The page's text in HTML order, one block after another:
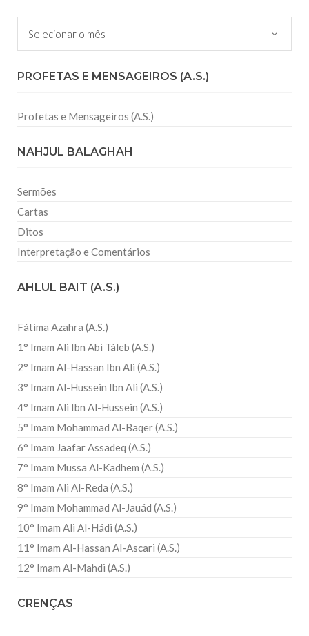
Arquivos
PROFETAS E MENSAGEIROS (A.S.)
Profetas e Mensageiros (A.S.)
NAHJUL BALAGHAH
Sermões
Cartas
Ditos
Interpretação e Comentários
AHLUL BAIT (A.S.)
Fátima Azahra (A.S.)
1° Imam Ali Ibn Abi Táleb (A.S.)
2° Imam Al-Hassan Ibn Ali (A.S.)
3° Imam Al-Hussein Ibn Ali (A.S.)
4° Imam Ali Ibn Al-Hussein (A.S.)
5° Imam Mohammad Al-Baqer (A.S.)
6° Imam Jaafar Assadeq (A.S.)
7° Imam Mussa Al-Kadhem (A.S.)
8° Imam Ali Al-Reda (A.S.)
9° Imam Mohammad Al-Jauád (A.S.)
10° Imam Ali Al-Hádi (A.S.)
11° Imam Al-Hassan Al-Ascari (A.S.)
12° Imam Al-Mahdi (A.S.)
CRENÇAS